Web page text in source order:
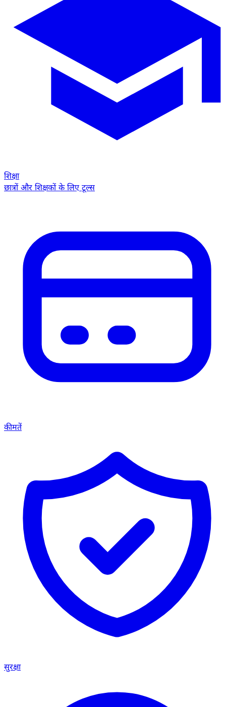
शिक्षा
छात्रों और शिक्षकों के लिए टूल्स
कीमतें
सुरक्षा